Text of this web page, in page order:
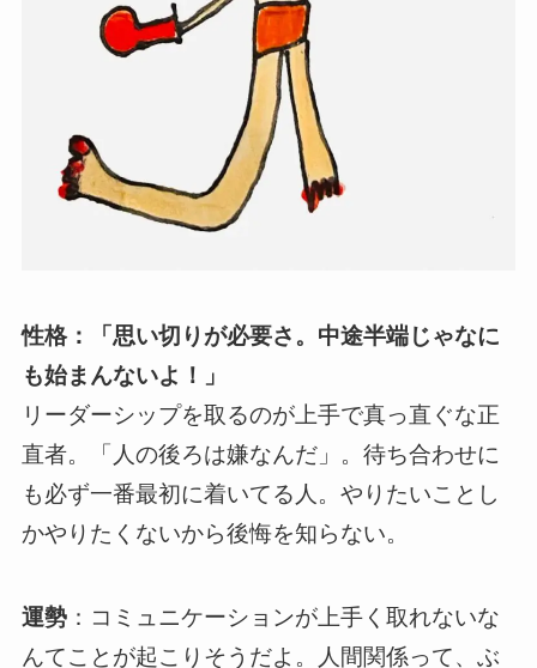
性格：「思い切りが必要さ。中途半端じゃなに
も始まんないよ！」
リーダーシップを取るのが上手で真っ直ぐな正
直者。「人の後ろは嫌なんだ」。待ち合わせに
も必ず一番最初に着いてる人。やりたいことし
かやりたくないから後悔を知らない。
運勢：コミュニケーションが上手く取れないな
んてことが起こりそうだよ。人間関係って、ぶ